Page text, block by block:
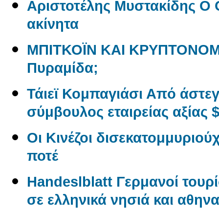
Αριστοτέλης Μυστακίδης
ακίνητα
ΜΠΙΤΚΟΪΝ ΚΑΙ
Πυραμίδα;
Τάιεϊ Κομπαγιάσι Από
σύμβουλος εταιρείας αξίας
Οι Κινέζοι
ποτέ
Handeslblatt Γερμανοί
σε ελληνικά νησιά και